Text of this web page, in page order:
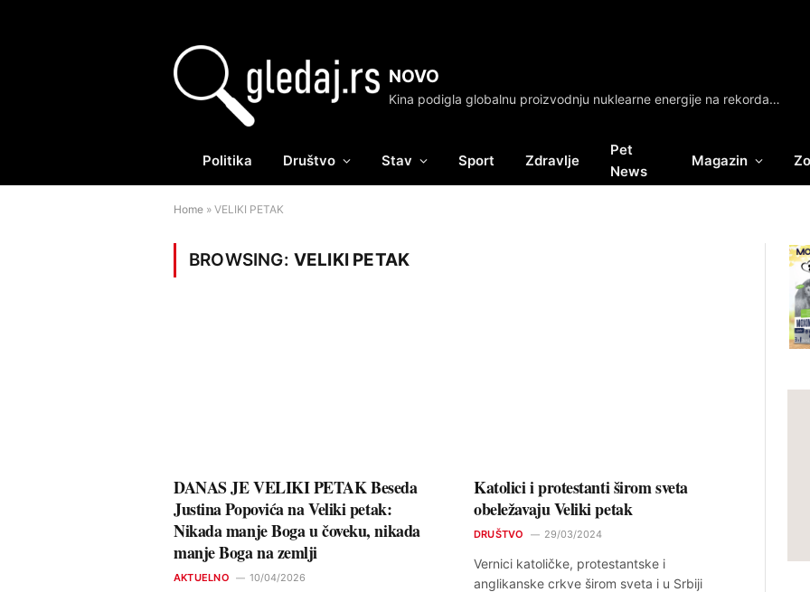
NOVO
Kina podigla globalnu proizvodnju nuklearne energije na rekordan nivo: Ko je na vrhu, a ko na dnu
Politika Društvo Stav Sport Zdravlje
Pet
News
Magazin
Home » VELIKI PETAK
BROWSING: VELIKI PETAK
DANAS JE VELIKI PETAK Beseda
Justina Popovića na Veliki petak:
Nikada manje Boga u čoveku, nikada
manje Boga na zemlji
AKTUELNO 10/04/2026
Katolici i protestanti širom sveta
obeležavaju Veliki petak
DRUŠTVO 29/03/2024
Vernici katoličke, protestantske i
anglikanske crkve širom sveta i u Srbiji